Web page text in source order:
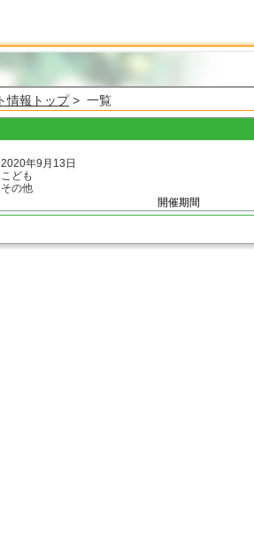
情報トップ> 一覧
2020年9月13日
こども
その他
開催期間